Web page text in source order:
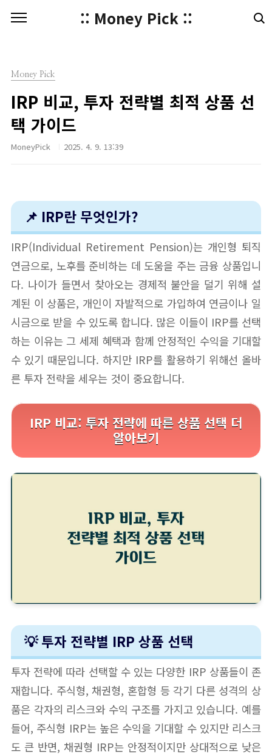
:: Money Pick ::
Money Pick
IRP 비교, 투자 전략별 최적 상품 선
택 가이드
MoneyPick 2025. 4. 9. 13:39
📌 IRP란 무엇인가?
IRP(Individual Retirement Pension)는 개인형 퇴직
연금으로, 노후를 준비하는 데 도움을 주는 금융 상품입니
다. 나이가 들면서 찾아오는 경제적 불안을 덜기 위해 설
계된 이 상품은, 개인이 자발적으로 가입하여 연금이나 일
시금으로 받을 수 있도록 합니다. 많은 이들이 IRP를 선택
하는 이유는 그 세제 혜택과 함께 안정적인 수익을 기대할
수 있기 때문입니다. 하지만 IRP를 활용하기 위해선 올바
른 투자 전략을 세우는 것이 중요합니다.
IRP 비교: 투자 전략에 따른 상품 선택 더
알아보기
💡 투자 전략별 IRP 상품 선택
투자 전략에 따라 선택할 수 있는 다양한 IRP 상품들이 존
재합니다. 주식형, 채권형, 혼합형 등 각기 다른 성격의 상
품은 각자의 리스크와 수익 구조를 가지고 있습니다. 예를
들어, 주식형 IRP는 높은 수익을 기대할 수 있지만 리스크
도 큰 반면, 채권형 IRP는 안정적이지만 상대적으로 낮은